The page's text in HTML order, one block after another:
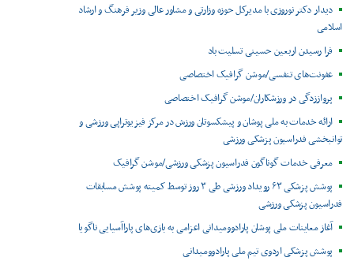
دیدار دکتر نوروزی با مدیرکل حوزه وزارتی و مشاور عالی وزیر فرهنگ و ارشاد
اسلامی
فرا رسیدن اربعین حسینی تسلیت باد
عفونت‌های تنفسی/موشن گرافیک اختصاصی
پرواززدگی در ورزشکاران/موشن گرافیک اختصاصی
ارائه خدمات به ملی پوشان و پیشکسوتان ورزش در مرکز فیزیوتراپی ورزشی و
توانبخشی فدراسیون پزشکی ورزشی
معرفی خدمات گوناگون فدراسیون پزشکی ورزشی/موشن گرافیک
پوشش پزشکی ۶۳ رویداد ورزشی طی ۳ روز توسط کمیته پوشش مسابقات
فدراسیون پزشکی ورزشی
آغاز معاینات ملی پوشان پارادوومیدانی اعزامی به بازی‌های پاراآسیایی ناگویا
پوشش پزشکی اردوی تیم ملی پارادوومیدانی